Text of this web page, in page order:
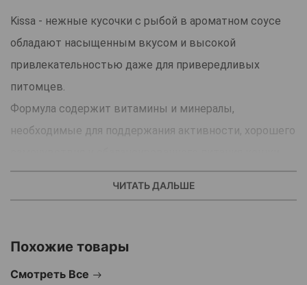
Kissa - нежные кусочки с рыбой в ароматном соусе
обладают насыщенным вкусом и высокой
привлекательностью даже для привередливых
питомцев.
Формула содержит витамины и минералы,
необходимые для поддержания активности, хорошего
Корм отличается хорошей усвояемостью и мягкой
текстурой, помогая сделать ежедневный рацион
Удобный формат пауча сохраняет свежесть и
ЧИТАТЬ ДАЛЬШЕ
Похожие товары
Смотреть Все